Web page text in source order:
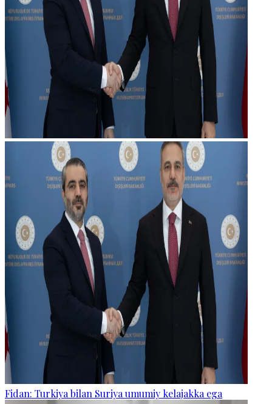
Fidan: Turkiya bilan Suriya umumiy kelajakka ega